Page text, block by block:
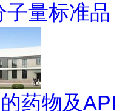
子量标准品
药物及API